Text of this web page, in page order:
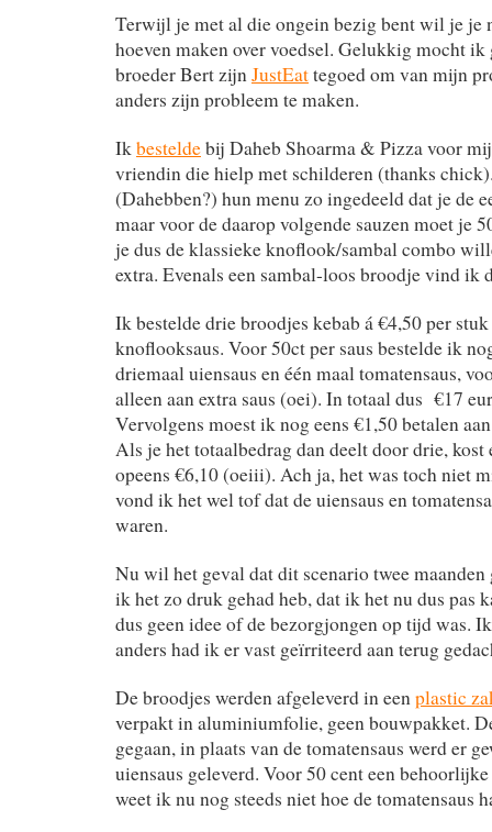
Terwijl je met al die ongein bezig bent wil je je
hoeven maken over voedsel. Gelukkig mocht
broeder Bert zijnJustEattegoed om van mijn
anders zijn probleem te maken.
Ikbesteldebij Daheb Shoarma & Pizza voor
vriendin die hielp met schilderen (thanks
(Dahebben?) hun menu zo ingedeeld dat je de
maar voor de daarop volgende sauzen moet je
je dus de klassieke knoflook/sambal combo
extra. Evenals een sambal-loos broodje vind ik
Ik bestelde drie broodjes kebab á €4,50 per
knoflooksaus. Voor 50ct per saus bestelde ik
driemaal uiensaus en één maal tomatensaus,
alleen aan extra saus (oei). In totaal dus €17
Vervolgens moest ik nog eens €1,50 betalen
Als je het totaalbedrag dan deelt door drie, kost
opeens €6,10 (oeiii). Ach ja, het was toch niet
vond ik het wel tof dat de uiensaus en
waren.
Nu wil het geval dat dit scenario twee maanden
ik het zo druk gehad heb, dat ik het nu dus pas
dus geen idee of de bezorgjongen op tijd was.
anders had ik er vast geïrriteerd aan terug
De broodjes werden afgeleverd in eenplastic
verpakt in aluminiumfolie, geen bouwpakket.
gegaan, in plaats van de tomatensaus werd er
uiensaus geleverd. Voor 50 cent een
weet ik nu nog steeds niet hoe de tomatensaus